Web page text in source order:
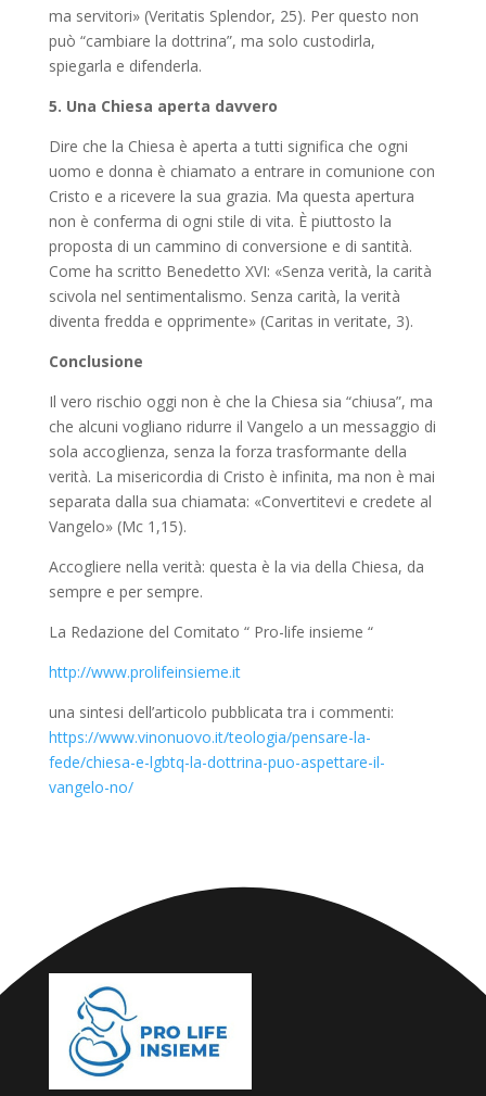
ma servitori» (Veritatis Splendor, 25). Per questo non
può “cambiare la dottrina”, ma solo custodirla,
spiegarla e difenderla.
5. Una Chiesa aperta davvero
Dire che la Chiesa è aperta a tutti significa che ogni
uomo e donna è chiamato a entrare in comunione con
Cristo e a ricevere la sua grazia. Ma questa apertura
non è conferma di ogni stile di vita. È piuttosto la
proposta di un cammino di conversione e di santità.
Come ha scritto Benedetto XVI: «Senza verità, la carità
scivola nel sentimentalismo. Senza carità, la verità
diventa fredda e opprimente» (Caritas in veritate, 3).
Conclusione
Il vero rischio oggi non è che la Chiesa sia “chiusa”, ma
che alcuni vogliano ridurre il Vangelo a un messaggio di
sola accoglienza, senza la forza trasformante della
verità. La misericordia di Cristo è infinita, ma non è mai
separata dalla sua chiamata: «Convertitevi e credete al
Vangelo» (Mc 1,15).
Accogliere nella verità: questa è la via della Chiesa, da
sempre e per sempre.
La Redazione del Comitato “ Pro-life insieme “
http://www.prolifeinsieme.it
una sintesi dell’articolo pubblicata tra i commenti:
https://www.vinonuovo.it/teologia/pensare-la-
fede/chiesa-e-lgbtq-la-dottrina-puo-aspettare-il-
vangelo-no/